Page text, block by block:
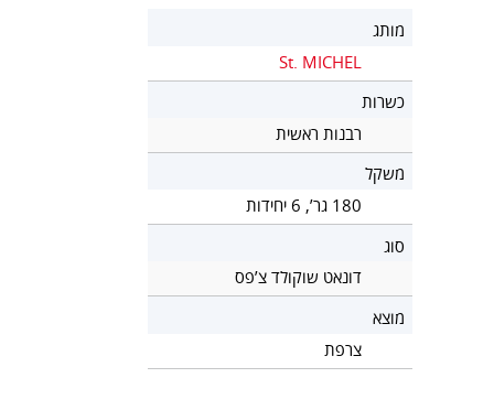
מותג
St. MICHEL
כשרות
רבנות ראשית
משקל
180 גר’, 6 יחידות
סוג
דונאט שוקולד צ’פס
מוצא
צרפת